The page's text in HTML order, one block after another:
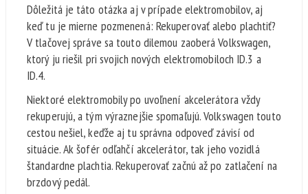
Dôležitá je táto otázka aj v prípade elektromobilov, aj
keď tu je mierne pozmenená: Rekuperovať alebo plachtiť?
V tlačovej správe sa touto dilemou zaoberá Volkswagen,
ktorý ju riešil pri svojich nových elektromobiloch ID.3 a
ID.4.
Niektoré elektromobily po uvoľnení akcelerátora vždy
rekuperujú, a tým výraznejšie spomaľujú. Volkswagen touto
cestou nešiel, keďže aj tu správna odpoveď závisí od
situácie. Ak šofér odľahčí akcelerátor, tak jeho vozidlá
štandardne plachtia. Rekuperovať začnú až po zatlačení na
brzdový pedál.